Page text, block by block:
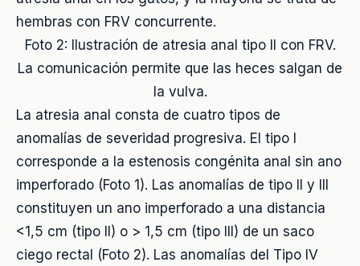
hembras con FRV concurrente.
Foto 2: Ilustración de atresia anal tipo II con FRV.
La comunicación permite que las heces salgan de
la vulva.
La atresia anal consta de cuatro tipos de
anomalías de severidad progresiva. El tipo I
corresponde a la estenosis congénita anal sin ano
imperforado (Foto 1). Las anomalías de tipo II y III
constituyen un ano imperforado a una distancia
<1,5 cm (tipo II) o > 1,5 cm (tipo III) de un saco
ciego rectal (Foto 2). Las anomalías del Tipo IV